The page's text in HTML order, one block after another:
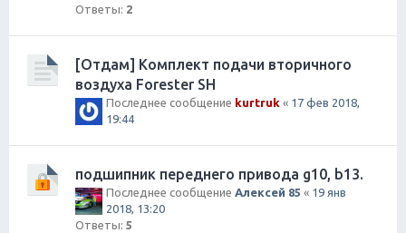
Ответы: 2
[Отдам] Комплект подачи вторичного
воздуха Forester SH
Последнее сообщение kurtruk « 17 фев 2018,
19:44
подшипник переднего привода g10, b13.
Последнее сообщение Алексей 85 « 19 янв
2018, 13:20
Ответы: 5